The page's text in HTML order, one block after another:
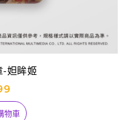
-妲眸姬
物車